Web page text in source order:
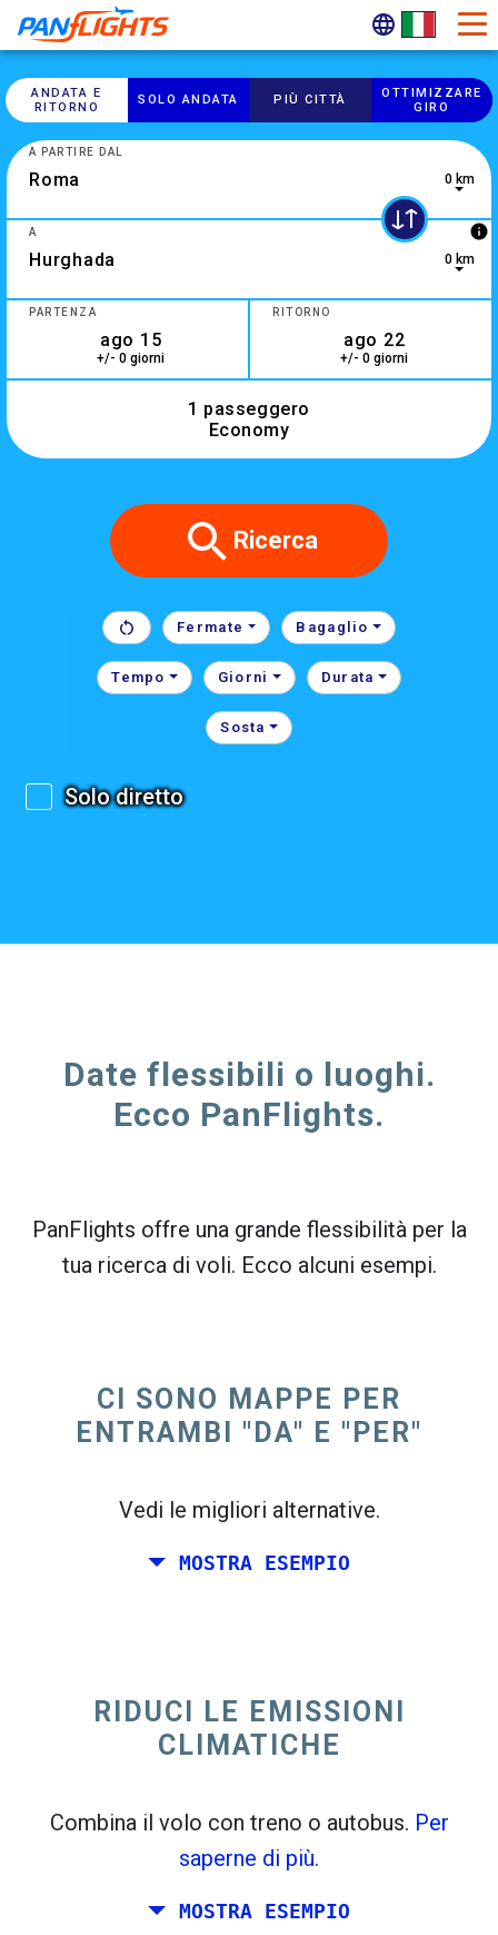
ANDATA E
RITORNO
SOLO ANDATA PIÙ CITTÀ
OTTIMIZZARE
GIRO
A PARTIRE DAL
0 km
2 results are available, use up and down arrow keys to
A info
0 km
PARTENZA
+/- 0 giorni
RITORNO
+/- 0 giorni
1 passeggero
Economy
Ricerca
Fermate Bagaglio
Tempo Giorni Durata
Sosta
Solo diretto
Date flessibili o luoghi.
Ecco PanFlights.
PanFlights offre una grande flessibilità per la
tua ricerca di voli. Ecco alcuni esempi.
CI SONO MAPPE PER
ENTRAMBI "DA" E "PER"
Vedi le migliori alternative.
MOSTRA ESEMPIO
RIDUCI LE EMISSIONI
CLIMATICHE
Combina il volo con treno o autobus. Per
saperne di più.
MOSTRA ESEMPIO